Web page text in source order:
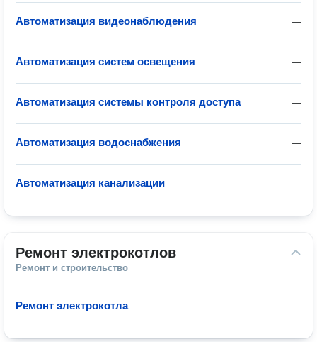
—
Автоматизация видеонаблюдения
—
Автоматизация систем освещения
—
Автоматизация системы контроля доступа
—
Автоматизация водоснабжения
—
Автоматизация канализации
Ремонт электрокотлов
Ремонт и строительство
—
Ремонт электрокотла